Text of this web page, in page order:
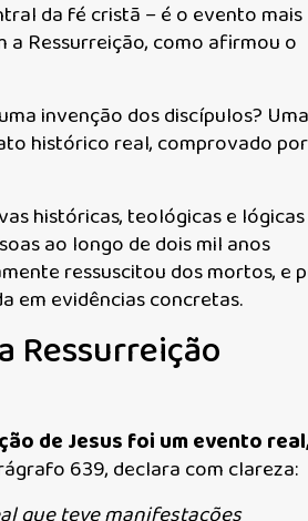
da fé cristã – é o evento mais
Ressurreição, como afirmou o
invenção dos discípulos? Uma
histórico real, comprovado por
históricas, teológicas e
ao longo de dois mil anos
ressuscitou dos mortos, e
em evidências concretas.
Ressurreição
de Jesus foi um evento
639, declara com clareza: